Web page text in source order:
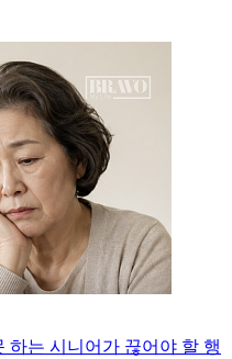
하는 시니어가 끊어야 할 행